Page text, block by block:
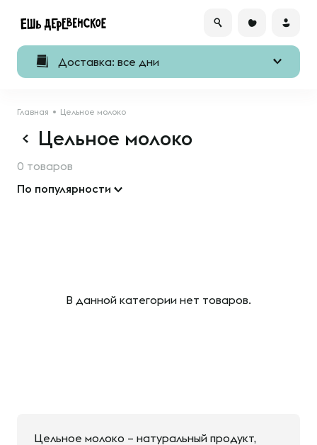
Доставка: все дни
Главная Цельное молоко
Цельное молоко
0 товаров
По популярности
В данной категории нет товаров.
Цельное молоко – натуральный продукт,